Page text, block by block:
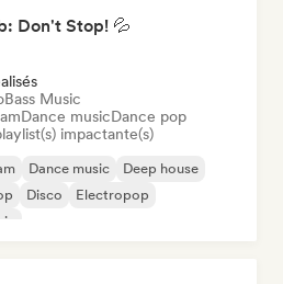
Don't Stop! 💦
Bass Music
Dance musicDance pop
impactante(s)
Dance music
Deep house
Disco
Electropop